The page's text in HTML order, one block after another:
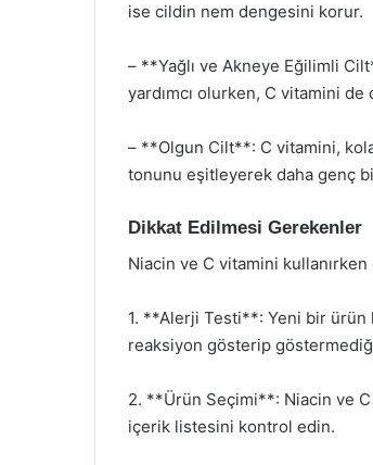
ise cildin nem dengesini korur.
– **Yağlı ve Akneye Eğilimli
yardımcı olurken, C vitamini
– **Olgun Cilt**: C vitamini,
tonunu eşitleyerek daha genç
Dikkat Edilmesi Gerekenler
Niacin ve C vitamini
1. **Alerji Testi**: Yeni bir ürün
reaksiyon gösterip
2. **Ürün Seçimi**: Niacin ve
içerik listesini kontrol edin.